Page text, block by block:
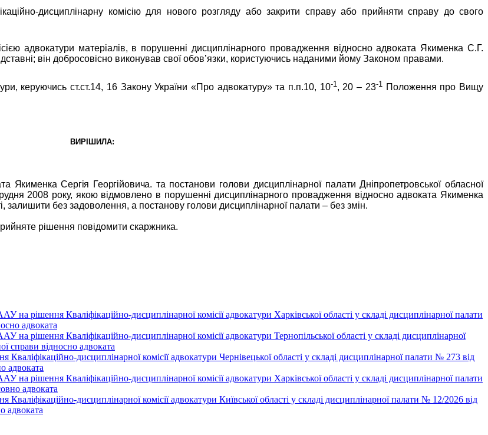
дисциплінарну комісію для нового розгляду або закрити справу або прийняти справу до свого
адвокатури матеріалів, в порушенні дисциплінарного провадження відносно адвоката Якименка С.Г.
він добросовісно виконував свої обов’язки, користуючись наданими йому Законом правами.
керуючись ст.ст.14, 16 Закону України «Про адвокатуру» та п.п.10, 10-1, 20 – 23-1Положення про Вищу
ВИРІШИЛА:
Якименка Сергія Георгійовича. та постанови голови дисциплінарної палати Дніпропетровської обласної
грудня 2008 року, якою відмовлено в порушенні дисциплінарного провадження відносно адвоката Якименка
залишити без задоволення, а постанову голови дисциплінарної палати – без змін.
рішення повідомити скаржника.
Кваліфікаційно-дисциплінарної комісії адвокатури Харківської області у складі дисциплінарної палати
адвоката
Кваліфікаційно-дисциплінарної комісії адвокатури Тернопільської області у складі дисциплінарної
справи відносно адвоката
дисциплінарної комісії адвокатури Чернівецької області у складі дисциплінарної палати № 273 від
адвоката
Кваліфікаційно-дисциплінарної комісії адвокатури Харківської області у складі дисциплінарної палати
адвоката
дисциплінарної комісії адвокатури Київської області у складі дисциплінарної палати № 12/2026 від
адвоката